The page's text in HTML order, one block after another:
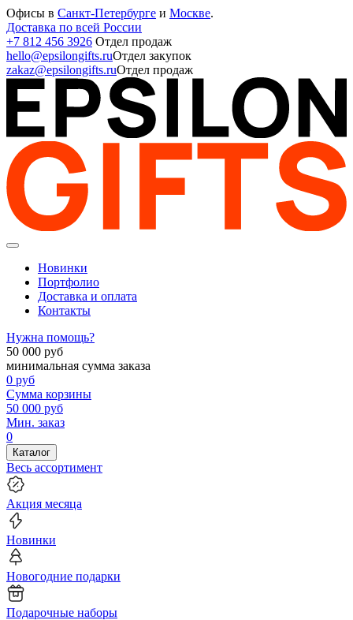
Офисы в Санкт-Петербурге и Москве.
Доставка по всей России
+7 812 456 3926 Отдел продаж
hello@epsilongifts.ruОтдел закупок
zakaz@epsilongifts.ruОтдел продаж
Новинки
Портфолио
Доставка и оплата
Контакты
Нужна помощь?
50 000 руб
минимальная сумма заказа
0 руб
Сумма корзины
50 000 руб
Мин. заказ
0
Каталог
Весь ассортимент
Акция месяца
Новинки
Новогодние подарки
Подарочные наборы